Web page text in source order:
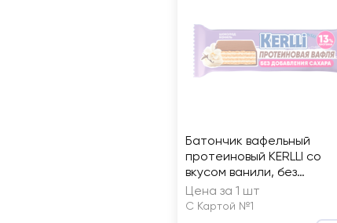
Батончик вафельный
протеиновый KERLLI со
вкусом ванили, без
сахара
Цена за 1 шт
С Картой №1